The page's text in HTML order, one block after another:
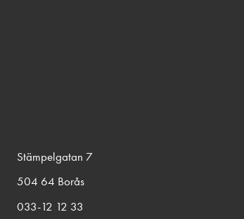
Stämpelgatan 7
504 64 Borås
033-12 12 33